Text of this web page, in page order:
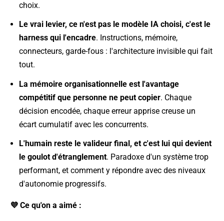
choix.
Le vrai levier, ce n'est pas le modèle IA choisi, c'est le
harness qui l'encadre. Instructions, mémoire,
connecteurs, garde-fous : l'architecture invisible qui fait
tout.
La mémoire organisationnelle est l'avantage
compétitif que personne ne peut copier. Chaque
décision encodée, chaque erreur apprise creuse un
écart cumulatif avec les concurrents.
L'humain reste le valideur final, et c'est lui qui devient
le goulot d'étranglement. Paradoxe d'un système trop
performant, et comment y répondre avec des niveaux
d'autonomie progressifs.
💜 Ce qu'on a aimé :